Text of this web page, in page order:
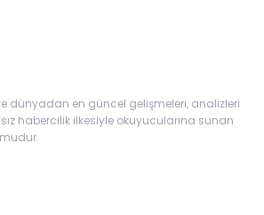
dünyadan en güncel gelişmeleri, analizleri
habercilik ilkesiyle okuyucularına sunan